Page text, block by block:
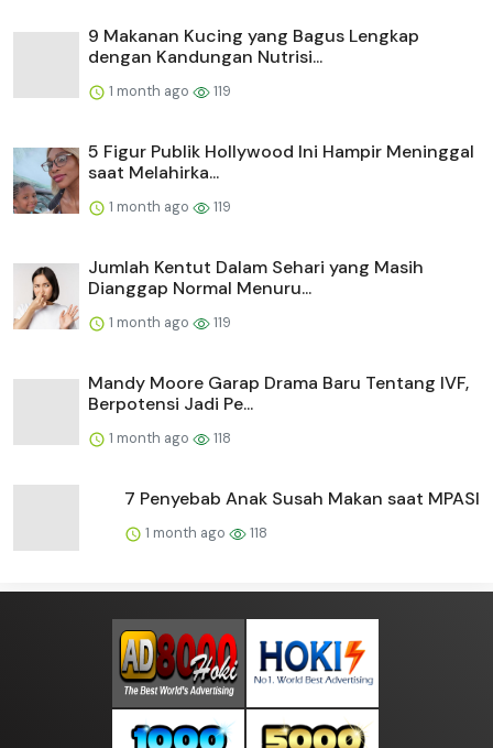
9 Makanan Kucing yang Bagus Lengkap
dengan Kandungan Nutrisi...
1 month ago 119
5 Figur Publik Hollywood Ini Hampir Meninggal
saat Melahirka...
1 month ago 119
Jumlah Kentut Dalam Sehari yang Masih
Dianggap Normal Menuru...
1 month ago 119
Mandy Moore Garap Drama Baru Tentang IVF,
Berpotensi Jadi Pe...
1 month ago 118
7 Penyebab Anak Susah Makan saat MPASI
1 month ago 118